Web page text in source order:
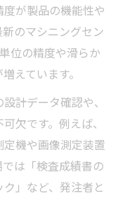
が製品の機能性や
のマシニングセン
位の精度や滑らか
えています。
計データ確認や、
欠です。例えば、
機や画像測定装置
は「検査成績書の
」など、発注者と